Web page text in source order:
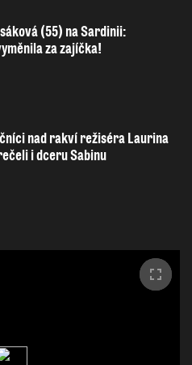
(55) na Sardinii:
za zajíčka!
nad rakví režiséra Laurina
i dceru Sabinu